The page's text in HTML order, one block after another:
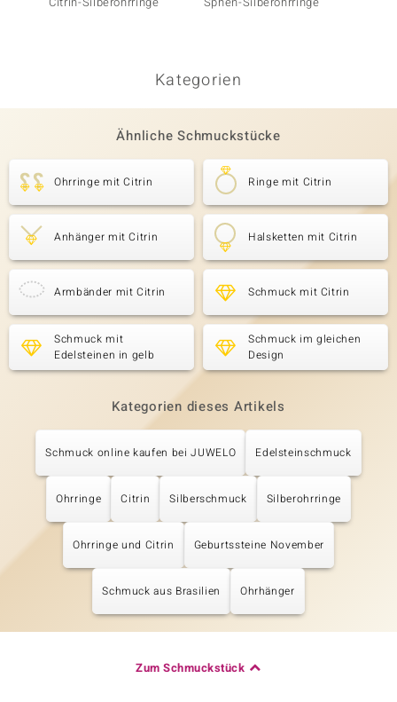
Kategorien
Ähnliche Schmuckstücke
Ohrringe mit Citrin Ringe mit Citrin
Anhänger mit Citrin Halsketten mit Citrin
Armbänder mit Citrin Schmuck mit Citrin
Schmuck mit
Edelsteinen in gelb
Schmuck im gleichen
Design
Kategorien dieses Artikels
Schmuck online kaufen bei JUWELO Edelsteinschmuck
Ohrringe Citrin Silberschmuck Silberohrringe
Ohrringe und Citrin Geburtssteine November
Schmuck aus Brasilien Ohrhänger
Zum Schmuckstück